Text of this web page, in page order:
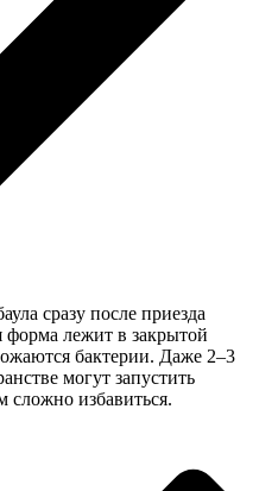
сразу после приезда
лежит в закрытой
бактерии. Даже 2–3
могут запустить
сложно избавиться.